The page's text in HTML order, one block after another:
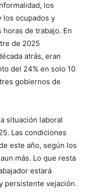
los
los ocupados y
de trabajo. En
de 2025
atrás, eran
del 24% en solo 10
gobiernos de
situación laboral
Las condiciones
este año, según los
más. Lo que resta
estará
persistente vejación.